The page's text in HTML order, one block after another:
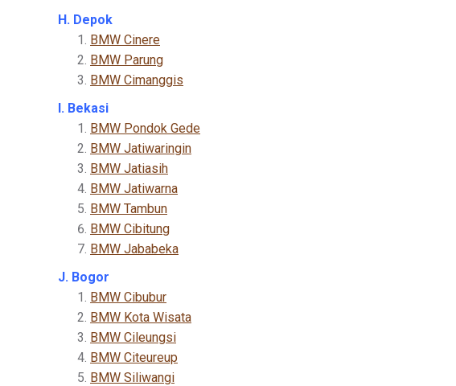
H. Depok
BMW Cinere
BMW Parung
BMW Cimanggis
I. Bekasi
BMW Pondok Gede
BMW Jatiwaringin
BMW Jatiasih
BMW Jatiwarna
BMW Tambun
BMW Cibitung
BMW Jababeka
J. Bogor
BMW Cibubur
BMW Kota Wisata
BMW Cileungsi
BMW Citeureup
BMW Siliwangi